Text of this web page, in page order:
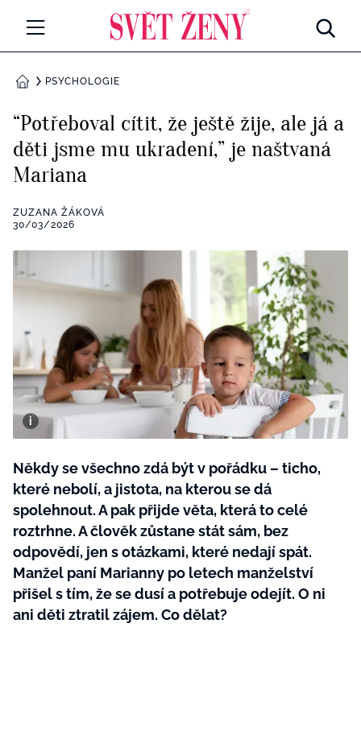
Všechny kategorie
Rozhovory
RETROHUBKY
Všechny kategorie
Seberozvoj
ZÁBAVA
Testy a kvízy
BYDLENÍ
Všechny kategorie
Tvoření
Rady a tipy
BurdaMedia
Extra
SVĚT ŽENY - 599 KČ
ROČNÍ PŘEDPLATNÉ SVĚT ŽENY +
DOMŮPSYCHOLOGIE
“Potřeboval cítit, že ještě žije, ale já a
děti jsme mu ukradení,” je naštvaná
Mariana
ZUZANA ŽÁKOVÁ
30/03/2026
Někdy se všechno zdá být v pořádku – ticho,
které nebolí, a jistota, na kterou se dá
spolehnout. A pak přijde věta, která to celé
roztrhne. A člověk zůstane stát sám, bez
odpovědí, jen s otázkami, které nedají spát.
Manžel paní Marianny po letech manželství
přišel s tím, že se dusí a potřebuje odejít. O ni
ani děti ztratil zájem. Co dělat?